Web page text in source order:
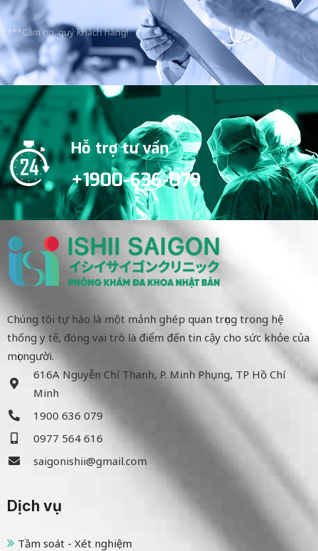
***Cảm ơn, quý khách hàng!
Hỗ trợ tư vấn
+1900-636-079
Chúng tôi tự hào là một mảnh ghép quan trọng trong hệ
thống y tế, đóng vai trò là điểm đến tin cậy cho sức khỏe của
mọi người.
616A Nguyễn Chí Thanh, P. Minh Phụng, TP Hồ Chí
Minh
1900 636 079
0977 564 616
saigonishii@gmail.com
Dịch vụ
Tầm soát - Xét nghiệm